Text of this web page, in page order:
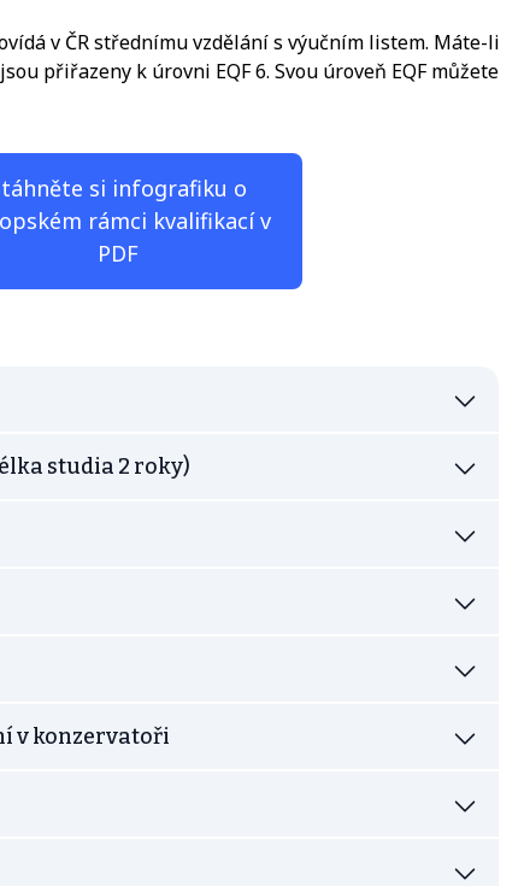
v ČR střednímu vzdělání s výučním listem. Máte-li
přiřazeny k úrovni EQF 6. Svou úroveň EQF můžete
si infografiku o
rámci kvalifikací v
PDF
studia 2 roky)
v konzervatoři